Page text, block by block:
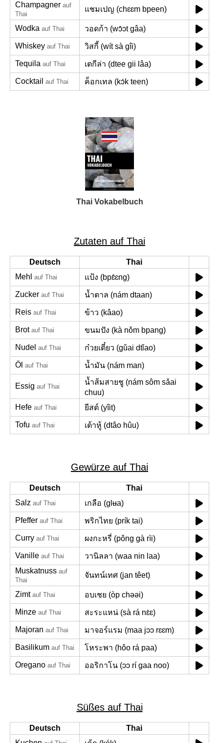
Champagner auf
Thai
แชมเปญ (chɛɛm bpeen)
Wodka auf Thai วอดก้า (wɔ̂ɔt gâa)
Whiskey auf Thai วิสกี้ (wít sà gîi)
Tequila auf Thai เตกีล่า (dtee gii lâa)
Cocktail auf Thai ค็อกเทล (kɔ́k teen)
Thai Vokabelbuch
Zutaten auf Thai
Deutsch
Thai
Mehl auf Thai แป้ง (bpɛ̂ɛng)
Zucker auf Thai น้ำตาล (nám dtaan)
Reis auf Thai ข้าว (kâao)
Brot auf Thai ขนมปัง (kà nǒm bpang)
Nudel auf Thai ก๋วยเตี๋ยว (gǔai dtǐao)
Öl auf Thai น้ำมัน (nám man)
Essig auf Thai
น้ำส้มสายชู (nám sôm sǎai
chuu)
Hefe auf Thai ยีสต์ (yîit)
Tofu auf Thai เต้าหู้ (dtâo hûu)
Gewürze auf Thai
Deutsch
Thai
Salz auf Thai เกลือ (glʉa)
Pfeffer auf Thai พริกไทย (prík tai)
Curry auf Thai ผงกะหรี่ (pǒng gà rìi)
Vanille auf Thai
วานิลลา (waa nin laa)
Muskatnuss auf
Thai
จันทน์เทศ (jan têet)
Zimt auf Thai อบเชย (òp chəəi)
Minze auf Thai สะระแหน่ (sà rá nɛ̀ɛ)
Majoran auf Thai มาจอร์แรม (maa jɔɔ rɛɛm)
Basilikum auf Thai โหระพา (hǒo rá paa)
Oregano auf Thai ออริกาโน (ɔɔ rí gaa noo)
Süßes auf Thai
Deutsch
Thai